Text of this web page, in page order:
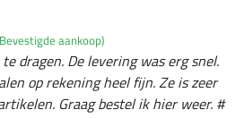
aankoop)
dragen. De levering was erg snel.
op rekening heel fijn. Ze is zeer
Graag bestel ik hier weer. #